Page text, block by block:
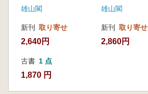
雄山閣
新刊 取り寄せ
2,640円
古書 1 点
1,870 円
雄山閣
新刊 取り寄せ
2,860円